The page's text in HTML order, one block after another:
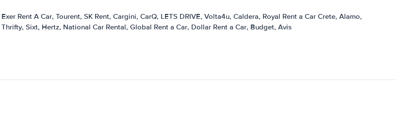
Exer Rent A Car Tourent SK Rent Cargini CarQ LETS DRIVE Volta4u Caldera Royal Rent a Car Crete Alamo
Thrifty Sixt Hertz National Car Rental Global Rent a Car Dollar Rent a Car Budget Avis